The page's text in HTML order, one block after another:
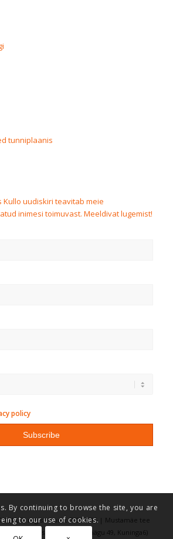
tunniplaanis
Kullo uudiskiri teavitab meie
inimesi toimuvast. Meeldivat lugemist!
policy
KULLO, registrikood: 75016486 | Mustamäe tee
aadressitel: Vilde 69, Räägu 49, Kuninga6)
By continuing to browse the site, you are
to our use of cookies.